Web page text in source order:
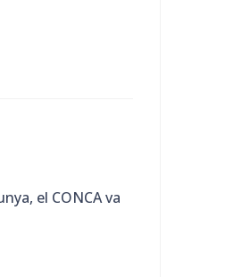
el CONCA va